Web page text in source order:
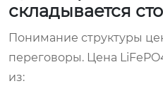
складывается
Понимание структуры
переговоры. Цена
из: